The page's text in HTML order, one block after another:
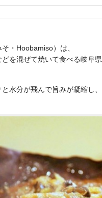
・Hoobamiso）は、
を混ぜて焼いて食べる岐阜
水分が飛んで旨みが凝縮し